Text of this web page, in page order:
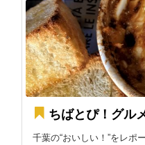
ちばとぴ！グル
千葉の“おいしい！”をレポ